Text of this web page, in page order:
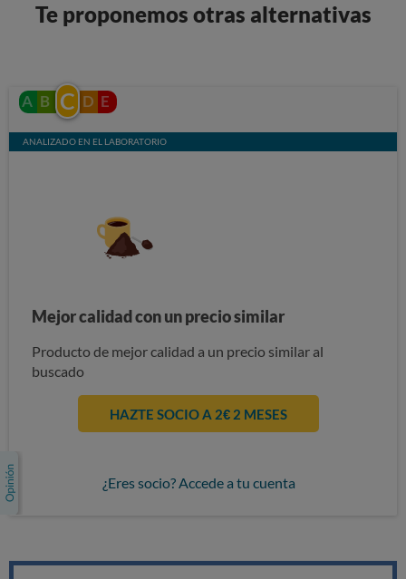
Te proponemos otras alternativas
A B C D E
ANALIZADO EN EL LABORATORIO
Mejor calidad con un precio similar
Producto de mejor calidad a un precio similar al
buscado
HAZTE SOCIO A 2€ 2 MESES
¿Eres socio? Accede a tu cuenta